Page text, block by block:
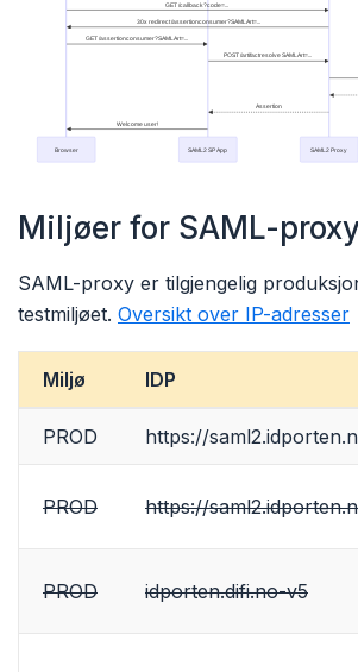
Miljøer for SAML-
SAML-proxy er tilgjengelig
testmiljøet. Oversikt over IP-adresser
Miljø IDP
PROD https://
PROD https://
PROD idporten.difi.no-v5